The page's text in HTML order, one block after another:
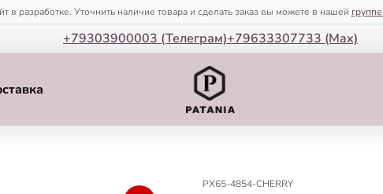
в разработке. Уточнить наличие товара и сделать заказ вы можете в нашей
+79303900003 (Телеграм)+79633307733 (Мax)
PX65-4854-CHERRY